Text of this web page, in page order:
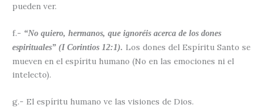
pueden ver.
f.- “No quiero, hermanos, que ignoréis acerca de los dones
espirituales” (I Corintios 12:1). Los dones del Espíritu Santo se
mueven en el espíritu humano (No en las emociones ni el
intelecto).
g.- El espíritu humano ve las visiones de Dios.